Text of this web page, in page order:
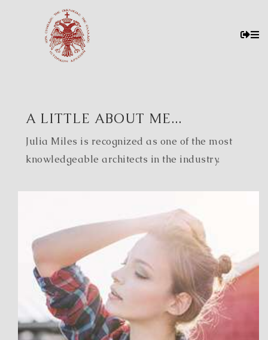
A LITTLE ABOUT ME...
Julia Miles is recognized as one of the most
knowledgeable architects in the industry.